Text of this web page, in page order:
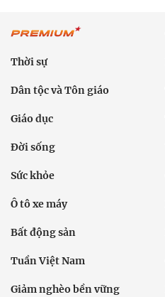
Thời sự
Dân tộc và Tôn giáo
Giáo dục
Đời sống
Sức khỏe
Ô tô xe máy
Bất động sản
Tuần Việt Nam
Giảm nghèo bền vững